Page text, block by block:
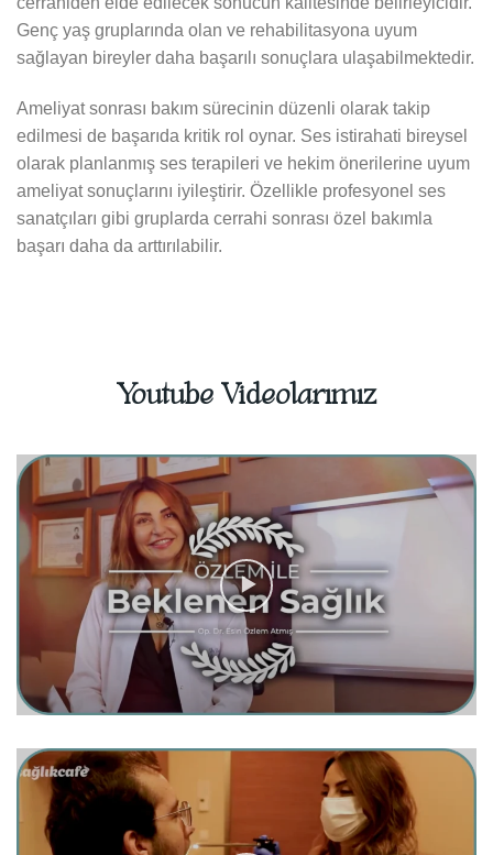
Genç yaş gruplarında olan ve rehabilitasyona uyum
sağlayan bireyler daha başarılı sonuçlara ulaşabilmektedir.
Ameliyat sonrası bakım sürecinin düzenli olarak takip
edilmesi de başarıda kritik rol oynar. Ses istirahati bireysel
olarak planlanmış ses terapileri ve hekim önerilerine uyum
ameliyat sonuçlarını iyileştirir. Özellikle profesyonel ses
sanatçıları gibi gruplarda cerrahi sonrası özel bakımla
başarı daha da arttırılabilir.
Youtube Videolarımız